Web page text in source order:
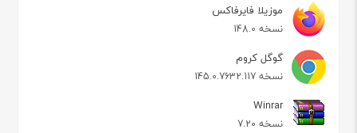
موزیلا فایرفاکس
نسخه 148.0
گوگل کروم
نسخه 145.0.7632.117
Winrar
نسخه 7.20